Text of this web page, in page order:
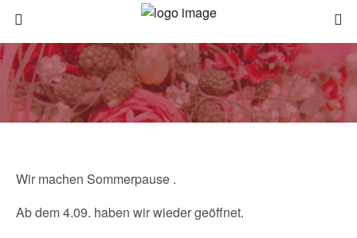
Wir machen Sommerpause .
Ab dem 4.09. haben wir wieder geöffnet.